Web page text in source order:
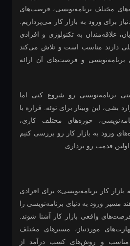
مختلف برنامه‌نویسی، فرصت‌های
برای ورود به بازار کار می‌پردازیم.
علاقه‌مندان به تکنولوژی و افرادی
دارند مناسب است و تلاش می‌کند
برنامه‌نویسی و فرصت‌های آن ارائه
برنامه‌نویسی رو شروع کنی اما
بشی، این وبینار برای توئه. قراره با
حوزه‌های مختلف کاری،
ورود به بازار کار رو بررسی کنیم
قدمت رو برداری
بازار کار برنامه‌نویسی» برای افرادی
ورود به دنیای برنامه‌نویسی را
واقعی بازار کار آشنا شوند.
موردنیاز، مسیرهای مختلف
مناسب و روش‌های کسب درآمد از